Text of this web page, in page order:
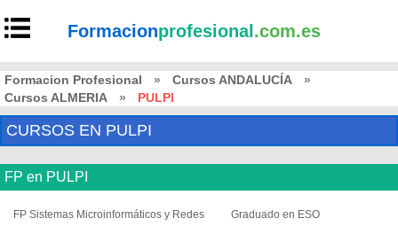
Formacionprofesional .com.es
Formacion Profesional » Cursos ANDALUCÍA
»
Cursos ALMERIA
» PULPI
CURSOS EN PULPI
FP en PULPI
FP Sistemas Microinformáticos y Redes Graduado en ESO